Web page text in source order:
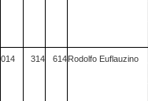
014 314 614Rodolfo Euflauzino